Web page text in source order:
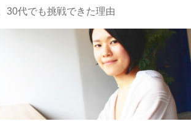
30代でも挑戦できた理由